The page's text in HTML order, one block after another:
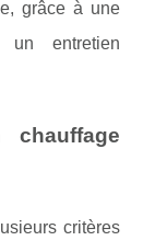
grâce à une
un entretien
critères